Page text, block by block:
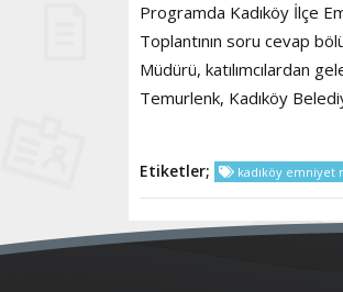
Programda Kadıköy İlçe
Toplantının soru cevap
Müdürü, katılımcılardan
Temurlenk, Kadıköy
Etiketler; kadıköy emniyet